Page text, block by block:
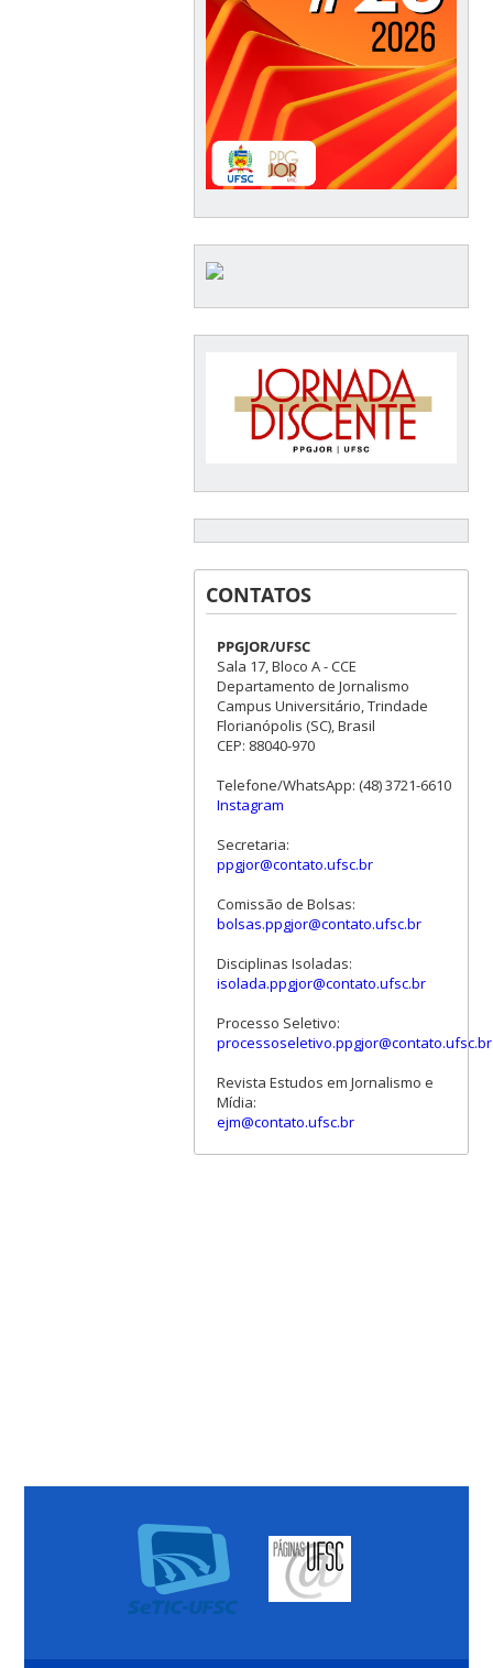
CONTATOS
PPGJOR/UFSC
Sala 17, Bloco A - CCE
Departamento de Jornalismo
Campus Universitário, Trindade
Florianópolis (SC), Brasil
CEP: 88040-970
Telefone/WhatsApp: (48) 3721-6610
Instagram
Secretaria:
ppgjor@contato.ufsc.br
Comissão de Bolsas:
bolsas.ppgjor@contato.ufsc.br
Disciplinas Isoladas:
isolada.ppgjor@contato.ufsc.br
Processo Seletivo:
processoseletivo.ppgjor@contato.ufsc.br
Revista Estudos em Jornalismo e
Mídia:
ejm@contato.ufsc.br